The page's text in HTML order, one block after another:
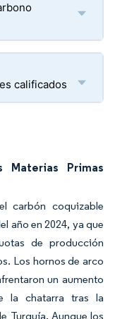
calificados
Primas
carbón coquizable
año en 2024, ya que
de producción
Los hornos de arco
un aumento
la chatarra tras la
Turquía. Aunque los